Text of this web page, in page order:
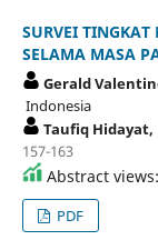
SURVEI
SELAMA MASA
Gerald
Indonesia
Taufiq Hidayat,
157-163
Abstract
PDF